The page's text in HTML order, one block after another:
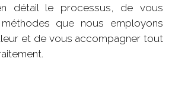
détail le processus, de vous
que nous employons
et de vous accompagner tout